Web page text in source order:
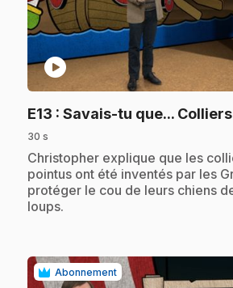
play_circle
E13 : Savais-tu que...
30 s
.Christopher explique que les
pointus ont été inventés par les
protéger le cou de leurs chiens
loups.
Abonnement